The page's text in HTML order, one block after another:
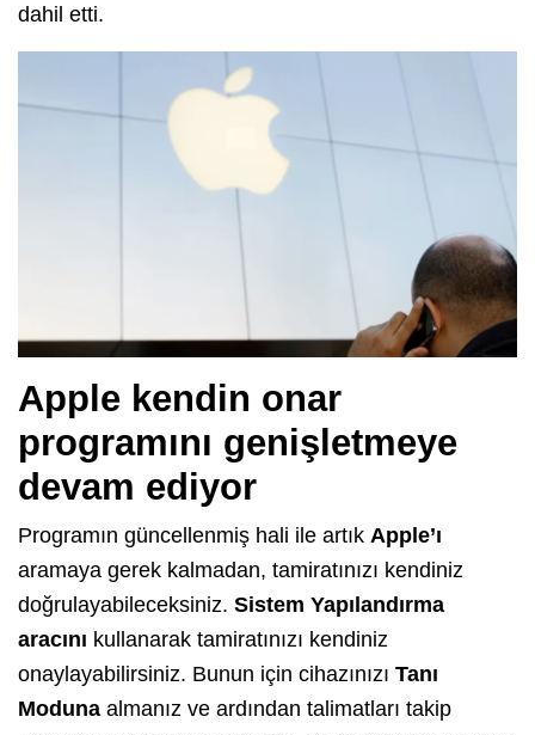
dahil etti.
Apple kendin onar
programını genişletmeye
devam ediyor
Programın güncellenmiş hali ile artık Apple’ı
aramaya gerek kalmadan, tamiratınızı kendiniz
doğrulayabileceksiniz. Sistem Yapılandırma
aracını kullanarak tamiratınızı kendiniz
onaylayabilirsiniz. Bunun için cihazınızı Tanı
Moduna almanız ve ardından talimatları takip